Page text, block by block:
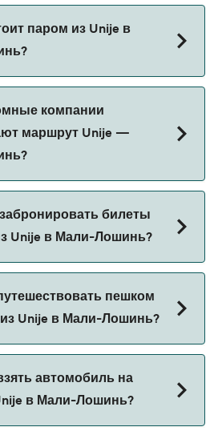
примерно 1 ч 5 мин.
и оператора, поэтому
наш Поиск Сделок.
паром из Unije в
из Unije в Мали-Лошинь
указана без учета сборов
компании
маршрут Unije —
билеты
Unije в Мали-Лошинь?
и посетите нашу
чтобы увидеть
на паромы.
пешком
Unije в Мали-Лошинь?
Мали-Лошинь с
автомобиль на
в Мали-Лошинь?